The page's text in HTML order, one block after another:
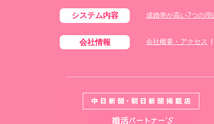
システム内容 成婚率が高い7つの理
会社情報 会社概要・アクセス